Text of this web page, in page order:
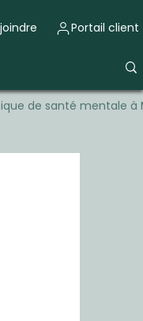
Portail client
de santé mentale à